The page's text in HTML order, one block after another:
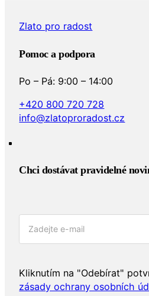
Zlato pro radost
Pomoc a podpora
Po – Pá: 9:00 – 14:00
+420 800 720 728
info@zlatoproradost.cz
Chci dostávat pravidelné
Kliknutím na "Odebírat"
zásady ochrany osobních